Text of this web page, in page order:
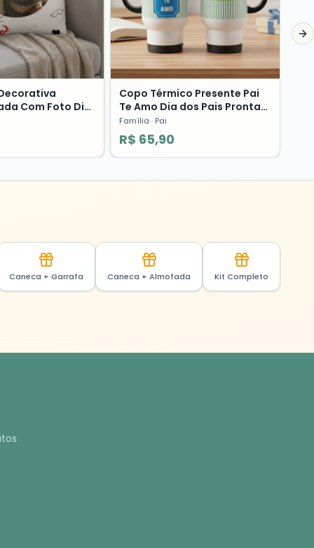
Com Foto Dia
❤️
Copo Térmico Presente Pai
Te Amo Dia dos Pais Pronta
Entrega Família
Família · Pai
R$ 65,90
Caneca + Garrafa Caneca + Almofada Kit Completo